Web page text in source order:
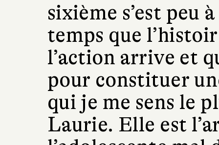
sixième s’est peu
temps que
l’action arrive et
pour constituer
qui je me sens le
Laurie. Elle est